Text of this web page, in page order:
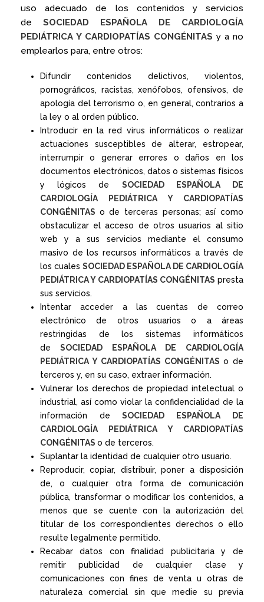
uso adecuado de los contenidos y servicios
de SOCIEDAD ESPAÑOLA DE CARDIOLOGÍA
PEDIÁTRICA Y CARDIOPATÍAS CONGÉNITAS y a no
emplearlos para, entre otros:
Difundir contenidos delictivos, violentos,
pornográficos, racistas, xenófobos, ofensivos, de
apología del terrorismo o, en general, contrarios a
la ley o al orden público.
Introducir en la red virus informáticos o realizar
actuaciones susceptibles de alterar, estropear,
interrumpir o generar errores o daños en los
documentos electrónicos, datos o sistemas físicos
y lógicos de SOCIEDAD ESPAÑOLA DE
CARDIOLOGÍA PEDIÁTRICA Y CARDIOPATÍAS
CONGÉNITAS o de terceras personas; así como
obstaculizar el acceso de otros usuarios al sitio
web y a sus servicios mediante el consumo
masivo de los recursos informáticos a través de
los cuales SOCIEDAD ESPAÑOLA DE CARDIOLOGÍA
PEDIÁTRICA Y CARDIOPATÍAS CONGÉNITAS presta
sus servicios.
Intentar acceder a las cuentas de correo
electrónico de otros usuarios o a áreas
restringidas de los sistemas informáticos
deSOCIEDAD ESPAÑOLA DE CARDIOLOGÍA
PEDIÁTRICA Y CARDIOPATÍAS CONGÉNITAS o de
terceros y, en su caso, extraer información.
Vulnerar los derechos de propiedad intelectual o
industrial, así como violar la confidencialidad de la
información deSOCIEDAD ESPAÑOLA DE
CARDIOLOGÍA PEDIÁTRICA Y CARDIOPATÍAS
CONGÉNITAS o de terceros.
Suplantar la identidad de cualquier otro usuario.
Reproducir, copiar, distribuir, poner a disposición
de, o cualquier otra forma de comunicación
pública, transformar o modificar los contenidos, a
menos que se cuente con la autorización del
titular de los correspondientes derechos o ello
resulte legalmente permitido.
Recabar datos con finalidad publicitaria y de
remitir publicidad de cualquier clase y
comunicaciones con fines de venta u otras de
naturaleza comercial sin que medie su previa